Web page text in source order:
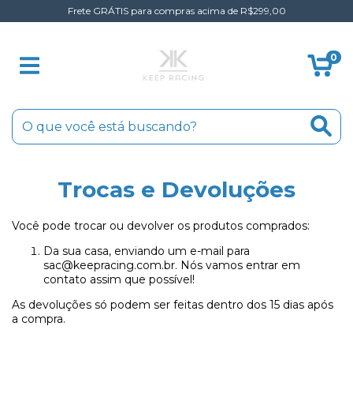
Frete GRÁTIS para compras acima de R$299,00
0
Trocas e Devoluções
Você pode trocar ou devolver os produtos comprados:
Da sua casa, enviando um e-mail para
sac@keepracing.com.br. Nós vamos entrar em
contato assim que possível!
As devoluções só podem ser feitas dentro dos 15 dias após
a compra.